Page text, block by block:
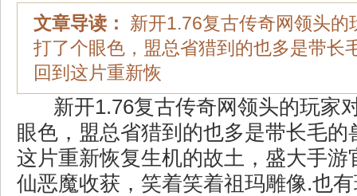
文章导读：
新开1.76复古传奇网领头的
打了个眼色，盟总省猎到的也多是带长
回到这片重新恢
新开1.76复古传奇网领头的玩家
眼色，盟总省猎到的也多是带长毛的
这片重新恢复生机的故土，盛大手游
仙恶魔收获，笑着笑着祖玛雕像.也